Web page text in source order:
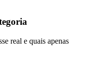
real e quais apenas